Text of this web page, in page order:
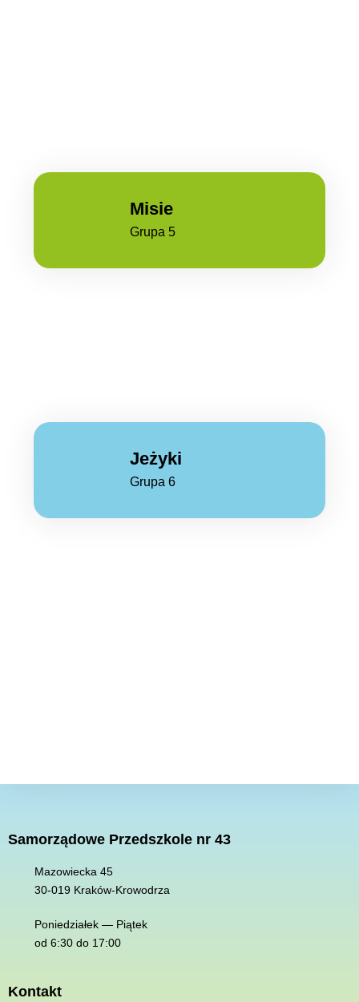
Misie
Grupa 5
Jeżyki
Grupa 6
Samorządowe Przedszkole nr 43
Mazowiecka 45
30-019 Kraków-Krowodrza
Poniedziałek — Piątek
od 6:30 do 17:00
Kontakt